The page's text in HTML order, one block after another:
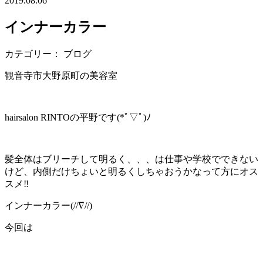
インナーカラー
カテゴリー： ブログ
観音寺市大野原町の美容室
hairsalon RINTOの平野です(*ﾟ▽ﾟ)ﾉ
髪全体はブリーチして明るく、、、は仕事や学校でできない
けど、内側だけちょいと明るくしちゃおうかなって方にオス
スメ‼︎
インナーカラー(//∇//)
今回は